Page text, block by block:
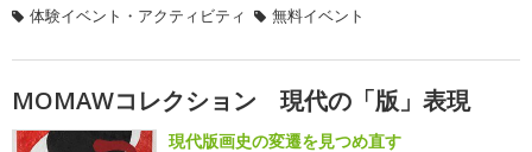
体験イベント・アクティビティ 無料イベント
MOMAWコレクション 現代の「版」表現
現代版画史の変遷を見つめ直す